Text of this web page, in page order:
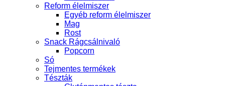
Reform élelmiszer
Egyéb reform élelmiszer
Mag
Rost
Snack Rágcsálnivaló
Popcorn
Só
Tejmentes termékek
Tészták